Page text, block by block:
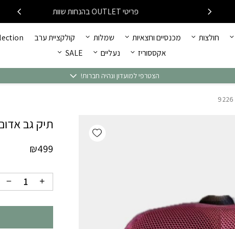
חולצות מכנסיים וחצאיות שמלות קולקציית ערב
אקססוריז
נעליים SALE
הצטרפי למועדון ונהיה חברות!
תיק גב אדום
₪499
Add wishlist